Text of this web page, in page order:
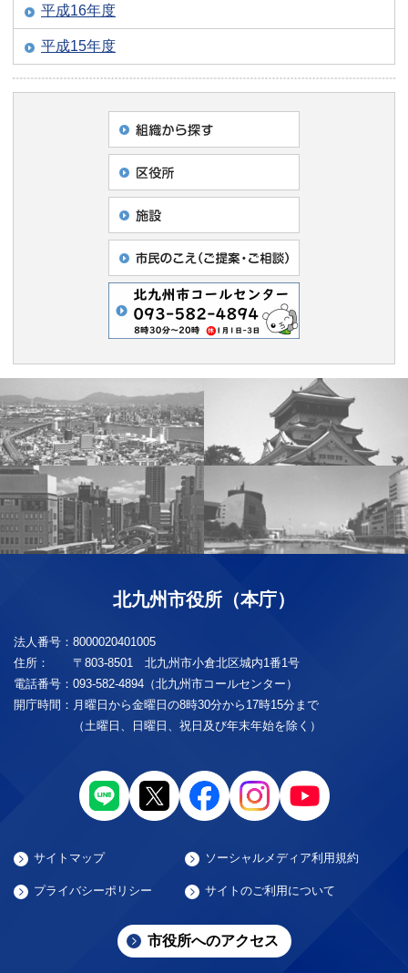
平成16年度
平成15年度
北九州市役所（本庁）
法人番号： 8000020401005
住所：
〒803-8501 北九州市小倉北区城内1番1号
電話番号： 093-582-4894（北九州市コールセンター）
開庁時間： 月曜日から金曜日の8時30分から17時15分まで
（土曜日、日曜日、祝日及び年末年始を除く）
サイトマップ ソーシャルメディア利用規約
プライバシーポリシー サイトのご利用について
市役所へのアクセス